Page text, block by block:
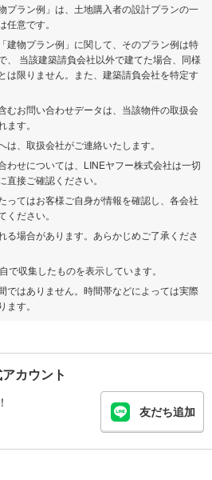
プラン例」は、土地購入者の設計プランの一
意です。
建物プラン例」に関して、そのプラン例は特
、 当該建築請負会社以外で建てた場合、同様
は限りません。また、建築請負会社を特定す
むお問い合わせデータは、当該物件の取扱会
す。
、取扱会社がご連絡いたします。
わせについては、LINEヤフー株式会社は一切
接ご確認ください。
ってはお客様ご自身が情報を確認し、各会社
ださい。
る場合があります。あらかじめご了承くださ
で収集したものを表示しています。
ではありません。時間帯などによっては実際
す。
カウント
友だち追加